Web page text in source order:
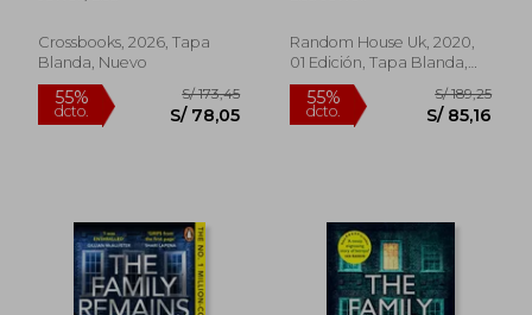
Crossbooks, 2026, Tapa
Blanda, Nuevo
Random House Uk, 2020,
01 Edición, Tapa Blanda,
Usado